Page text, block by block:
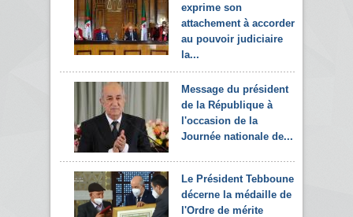
exprime son
attachement à accorder
au pouvoir judiciaire
la...
Message du président
de la République à
l'occasion de la
Journée nationale de...
Le Président Tebboune
décerne la médaille de
l'Ordre de mérite